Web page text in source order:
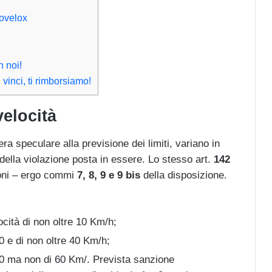
noi!
ti rimborsiamo!
speculare alla previsione dei limiti, variano in
violazione posta in essere. Lo stesso art. 142
– ergo commi 7, 8, 9 e 9 bis della disposizione.
di non oltre 10 Km/h;
e di non oltre 40 Km/h;
ma non di 60 Km/. Prevista sanzione